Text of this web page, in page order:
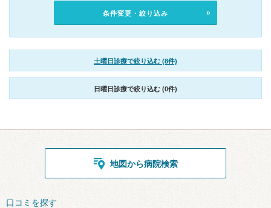
条件変更・絞り込み
土曜日診療で絞り込む (8件)
日曜日診療で絞り込む (0件)
地図から病院検索
口コミを探す